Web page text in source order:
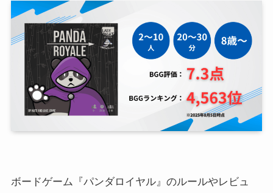
ボードゲーム『パンダロイヤル』のルールやレビュ